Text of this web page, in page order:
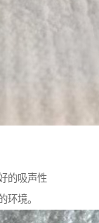
的吸声性
环境。